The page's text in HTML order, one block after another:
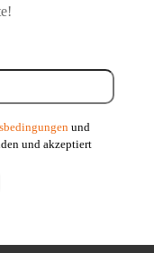
und
und akzeptiert